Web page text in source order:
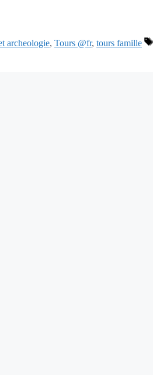
archeologie, Tours @fr, tours famille